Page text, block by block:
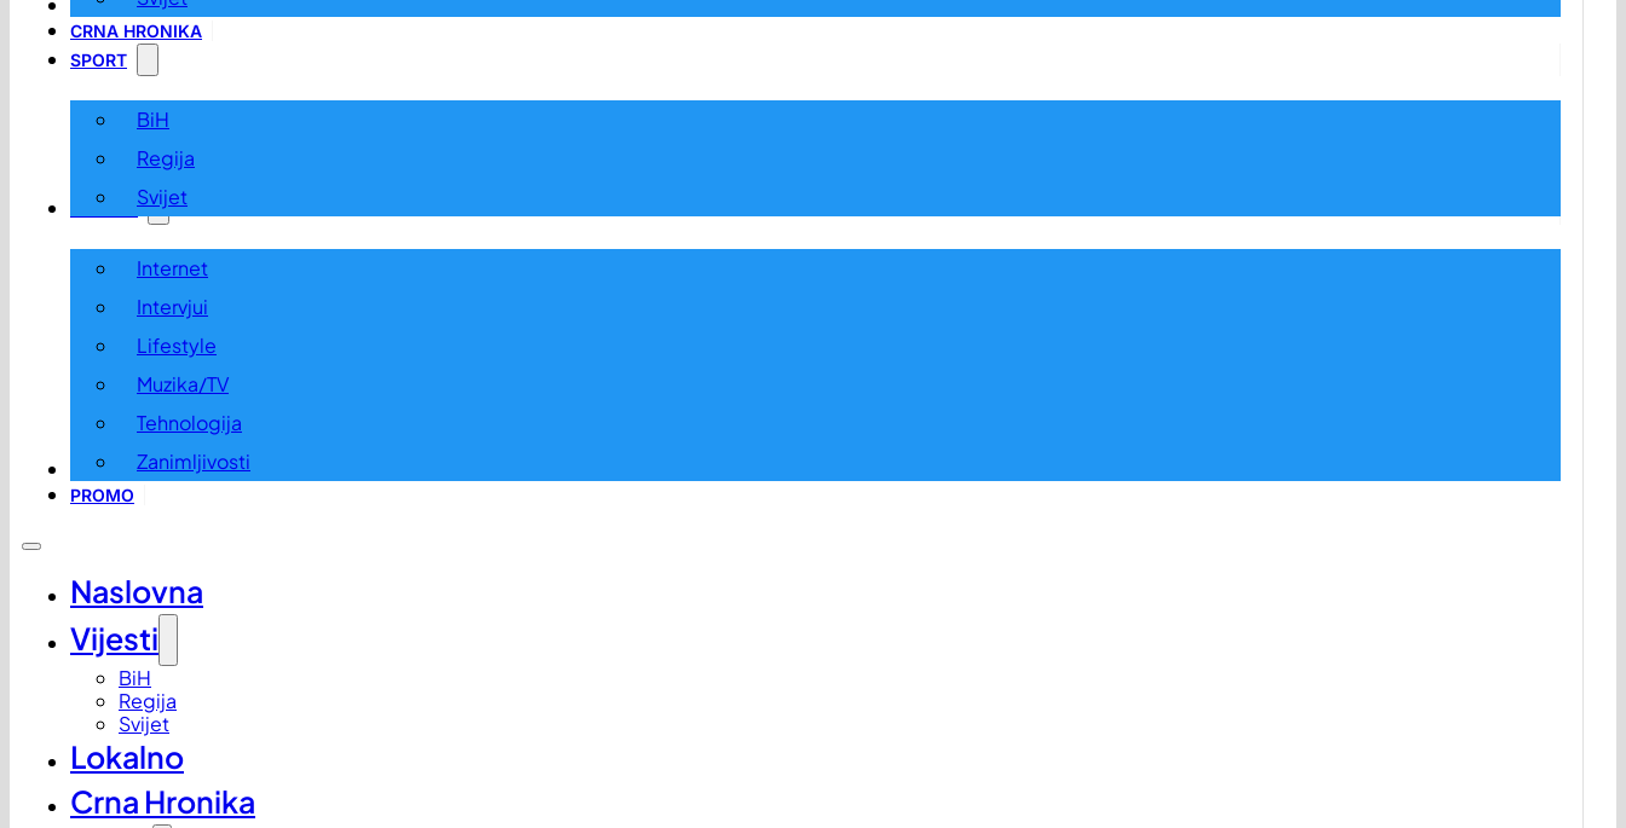
LOKALNO
CRNA HRONIKA
SPORT
BiH
Regija
Svijet
ZABAVA
Internet
Intervjui
Lifestyle
Muzika/TV
Tehnologija
Zanimljivosti
OGLASI I KONKURSI
PROMO
Naslovna
Vijesti
BiH
Regija
Svijet
Lokalno
Crna Hronika